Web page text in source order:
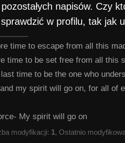
napisów. Czy
w profilu, tak jak
time to escape from all this
time to be set free from all this
time to be the one who
my spirit will go on, for all of
My spirit will go on
modyfikacji: 1, Ostatnio